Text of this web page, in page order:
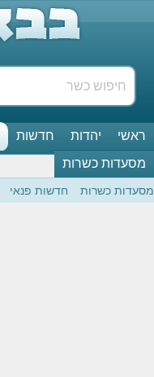
ראשי יהדות חדשות
מסעדות כשרות
מסעדות כשרות חדשות פנאי